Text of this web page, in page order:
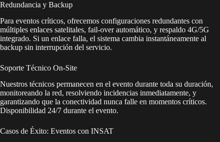
Redundancia y Backup
Para eventos críticos, ofrecemos configuraciones redundantes con
múltiples enlaces satelitales, fail-over automático, y respaldo 4G/5G
integrado. Si un enlace falla, el sistema cambia instantáneamente al
backup sin interrupción del servicio.
Soporte Técnico On-Site
Nuestros técnicos permanecen en el evento durante toda su duración,
monitoreando la red, resolviendo incidencias inmediatamente, y
garantizando que la conectividad nunca falle en momentos críticos.
Disponibilidad 24/7 durante el evento.
Casos de Éxito: Eventos con INSAT